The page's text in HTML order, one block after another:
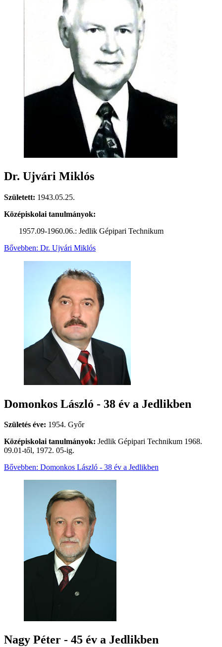
Dr. Ujvári Miklós
Született: 1943.05.25.
Középiskolai tanulmányok:
1957.09-1960.06.: Jedlik Gépipari Technikum
Bővebben: Dr. Ujvári Miklós
Domonkos László - 38 év a Jedlikben
Születés éve: 1954. Győr
Középiskolai tanulmányok: Jedlik Gépipari Technikum 1968.
09.01-től, 1972. 05-ig.
Bővebben: Domonkos László - 38 év a Jedlikben
Nagy Péter - 45 év a Jedlikben